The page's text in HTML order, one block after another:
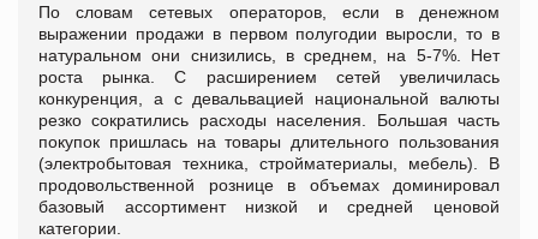
По словам сетевых операторов, если в денежном
выражении продажи в первом полугодии выросли, то в
натуральном они снизились, в среднем, на 5-7%. Нет
роста рынка. С расширением сетей увеличилась
конкуренция, а с девальвацией национальной валюты
резко сократились расходы населения. Большая часть
покупок пришлась на товары длительного пользования
(электробытовая техника, стройматериалы, мебель). В
продовольственной рознице в объемах доминировал
базовый ассортимент низкой и средней ценовой
категории.